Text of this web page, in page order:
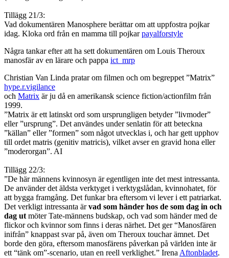
Tillägg 21/3:
Vad dokumentären Manosphere berättar om att uppfostra pojkar
idag. Kloka ord från en mamma till pojkarpayalforstyle
Några tankar efter att ha sett dokumentären om Louis Theroux
manosfär av en lärare och pappa ict_mrp
Christian Van Linda pratar om filmen och om begreppet ”Matrix”
hype.r.vigilance
och Matrix är ju då en amerikansk science fiction/actionfilm från
1999.
”Matrix är ett latinskt ord som ursprungligen betyder ”livmoder”
eller ”ursprung”. Det användes under senlatin för att beteckna
”källan” eller ”formen” som något utvecklas i, och har gett upphov
till ordet matris (genitiv matricis), vilket avser en gravid hona eller
”moderorgan”. AI
Tillägg 22/3:
”De här männens kvinnosyn är egentligen inte det mest intressanta.
De använder det äldsta verktyget i verktygslådan, kvinnohatet, för
att bygga framgång. Det funkar bra eftersom vi lever i ett patriarkat.
Det verkligt intressanta ärvad som händer hos de som dag in och
dag ut möter Tate-männens budskap, och vad som händer med de
flickor och kvinnor som finns i deras närhet. Det ger “Manosfären
inifrån” knappast svar på, även om Theroux touchar ämnet. Det
borde den göra, eftersom manosfärens påverkan på världen inte är
ett “tänk om”-scenario, utan en reell verklighet.” Irena Aftonbladet.